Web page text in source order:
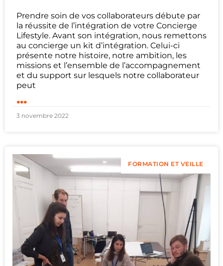
Prendre soin de vos collaborateurs débute par
la réussite de l’intégration de votre Concierge
Lifestyle. Avant son intégration, nous remettons
au concierge un kit d’intégration. Celui-ci
présente notre histoire, notre ambition, les
missions et l’ensemble de l’accompagnement
et du support sur lesquels notre collaborateur
peut
...
3 novembre 2022
FORMATION ET VEILLE